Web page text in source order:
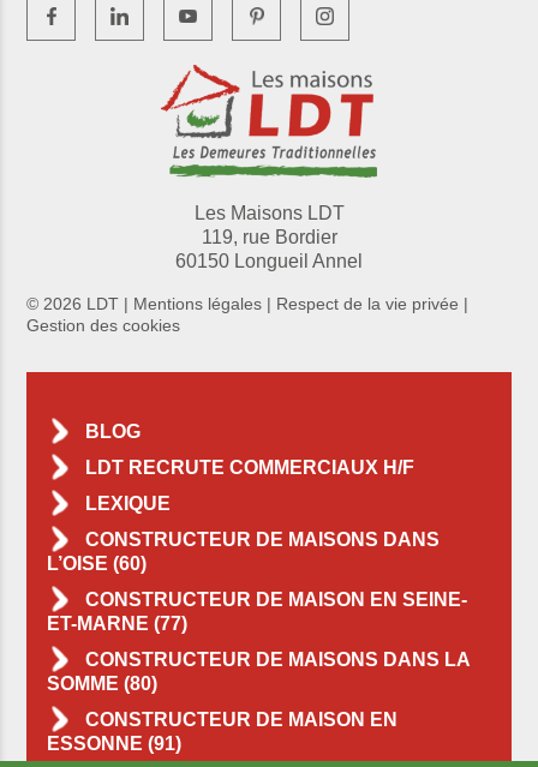
Les Maisons LDT
119, rue Bordier
60150 Longueil Annel
© 2026 LDT | Mentions légales | Respect de la vie privée |
Gestion des cookies
BLOG
LDT RECRUTE COMMERCIAUX H/F
LEXIQUE
CONSTRUCTEUR DE MAISONS DANS
L’OISE (60)
CONSTRUCTEUR DE MAISON EN SEINE-
ET-MARNE (77)
CONSTRUCTEUR DE MAISONS DANS LA
SOMME (80)
CONSTRUCTEUR DE MAISON EN
ESSONNE (91)